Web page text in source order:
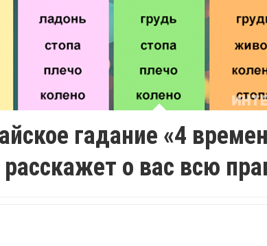
гадание «4
расскажет о вас всю